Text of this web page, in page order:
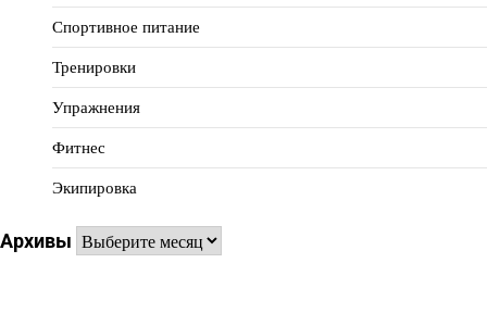
Спортивное питание
Тренировки
Упражнения
Фитнес
Экипировка
Архивы Архивы